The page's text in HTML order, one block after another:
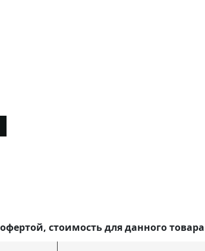
стоимость для данного